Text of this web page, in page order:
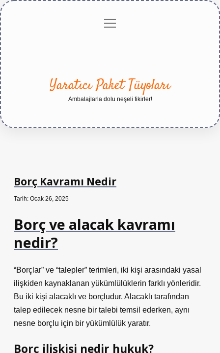
Gizlilikmenüyü
Yaratıcı Paket Tüyoları
Ambalajlarla dolu neşeli fikirler!
Borç Kavramı Nedir
Tarih: Ocak 26, 2025
Borç ve alacak kavramı
nedir?
“Borçlar” ve “talepler” terimleri, iki kişi arasındaki yasal
ilişkiden kaynaklanan yükümlülüklerin farklı yönleridir.
Bu iki kişi alacaklı ve borçludur. Alacaklı tarafından
talep edilecek nesne bir talebi temsil ederken, aynı
nesne borçlu için bir yükümlülük yaratır.
Borç ilişkisi nedir hukuk?